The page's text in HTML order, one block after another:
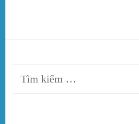
Tìm